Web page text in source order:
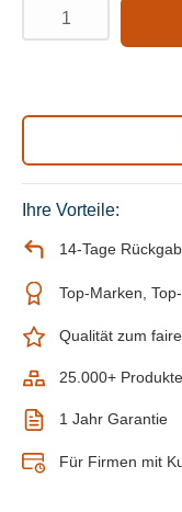
Ihre Vorteile:
14-Tage
Top-Marken,
Qualität zum
25.000+
1 Jahr Garantie
Für Firmen mit